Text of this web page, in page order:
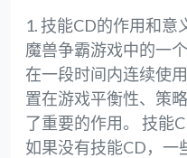
1. 技能CD的作用和意
魔兽争霸游戏中的一
在一段时间内连续使
置在游戏平衡性、策
了重要的作用。 技能
如果没有技能CD，一